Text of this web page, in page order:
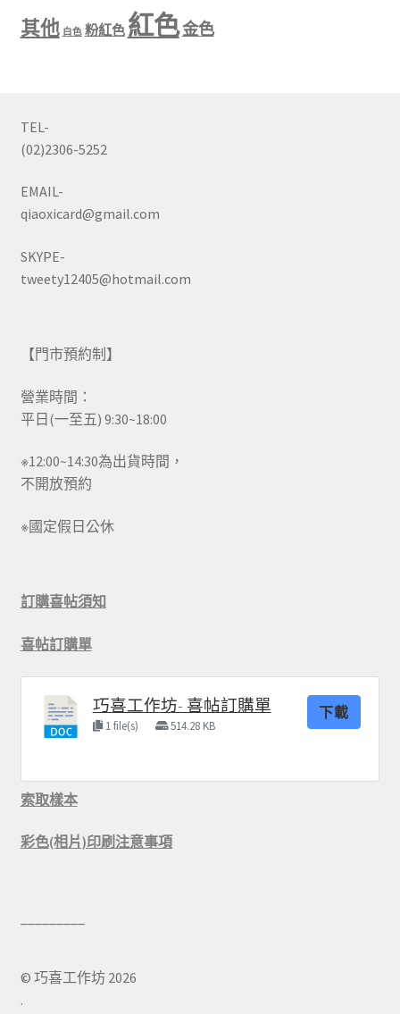
其他 白色 粉紅色 紅色金色
TEL-
(02)2306-5252
EMAIL-
qiaoxicard@gmail.com
SKYPE-
tweety12405@hotmail.com
【門市預約制】
營業時間：
平日(一至五) 9:30~18:00
※12:00~14:30為出貨時間，
不開放預約
※國定假日公休
訂購喜帖須知
喜帖訂購單
巧喜工作坊- 喜帖訂購單
1 file(s) 514.28 KB
下載
索取樣本
彩色(相片)印刷注意事項
© 巧喜工作坊 2026
.